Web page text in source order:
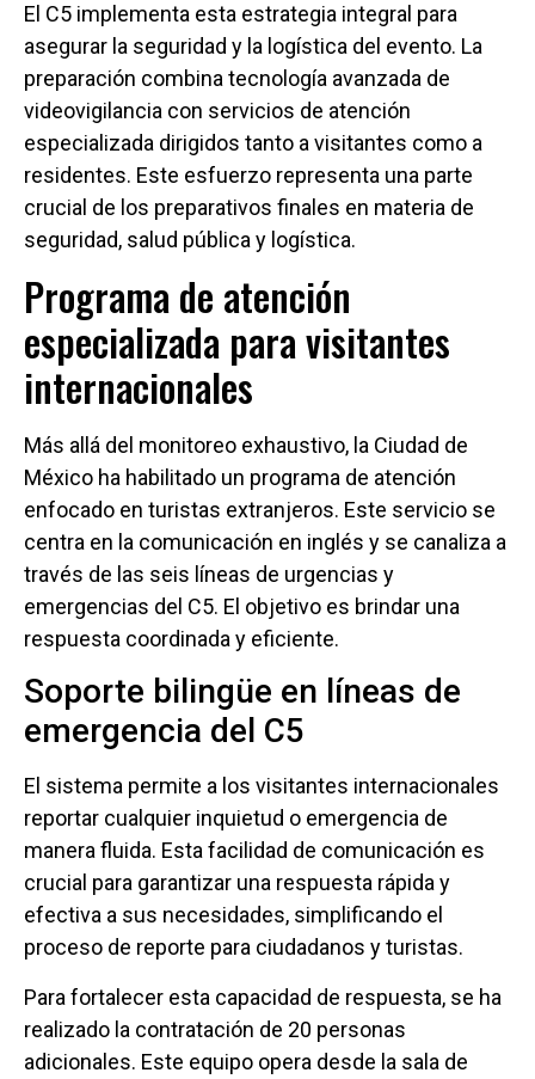
El C5 implementa esta estrategia integral para
asegurar la seguridad y la logística del evento. La
preparación combina tecnología avanzada de
videovigilancia con servicios de atención
especializada dirigidos tanto a visitantes como a
residentes. Este esfuerzo representa una parte
crucial de los preparativos finales en materia de
seguridad, salud pública y logística.
Programa de atención
especializada para visitantes
internacionales
Más allá del monitoreo exhaustivo, la Ciudad de
México ha habilitado un programa de atención
enfocado en turistas extranjeros. Este servicio se
centra en la comunicación en inglés y se canaliza a
través de las seis líneas de urgencias y
emergencias del C5. El objetivo es brindar una
respuesta coordinada y eficiente.
Soporte bilingüe en líneas de
emergencia del C5
El sistema permite a los visitantes internacionales
reportar cualquier inquietud o emergencia de
manera fluida. Esta facilidad de comunicación es
crucial para garantizar una respuesta rápida y
efectiva a sus necesidades, simplificando el
proceso de reporte para ciudadanos y turistas.
Para fortalecer esta capacidad de respuesta, se ha
realizado la contratación de 20 personas
adicionales. Este equipo opera desde la sala de